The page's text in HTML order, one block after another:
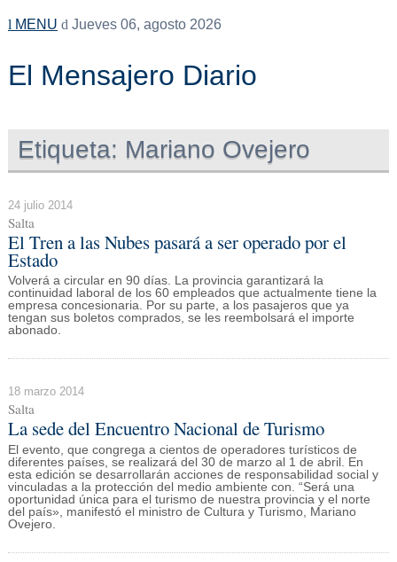
MENU Jueves 06, agosto 2026
El Mensajero Diario
Etiqueta: Mariano Ovejero
24 julio 2014
Salta
El Tren a las Nubes pasará a ser operado por el
Estado
Volverá a circular en 90 días. La provincia garantizará la
continuidad laboral de los 60 empleados que actualmente tiene la
empresa concesionaria. Por su parte, a los pasajeros que ya
tengan sus boletos comprados, se les reembolsará el importe
abonado.
18 marzo 2014
Salta
La sede del Encuentro Nacional de Turismo
El evento, que congrega a cientos de operadores turísticos de
diferentes países, se realizará del 30 de marzo al 1 de abril. En
esta edición se desarrollarán acciones de responsabilidad social y
vinculadas a la protección del medio ambiente con. “Será una
oportunidad única para el turismo de nuestra provincia y el norte
del país», manifestó el ministro de Cultura y Turismo, Mariano
Ovejero.